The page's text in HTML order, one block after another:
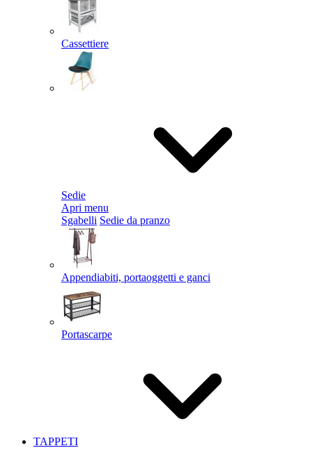
Cassettiere
Sedie
Apri menu
Sgabelli Sedie da pranzo
Appendiabiti, portaoggetti e ganci
Portascarpe
TAPPETI